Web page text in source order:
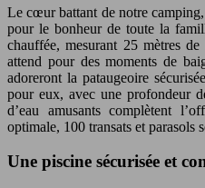
Le cœur battant de notre
pour le bonheur de toute la
chauffée, mesurant 25 mètres
attend pour des moments de
adoreront la pataugeoire
pour eux, avec une profondeur
d’eau amusants complètent
optimale, 100 transats et parasols
Une piscine sécurisée et